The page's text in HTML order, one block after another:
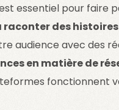
essentiel pour faire
des histoires
audience avec des
en matière de
fonctionnent